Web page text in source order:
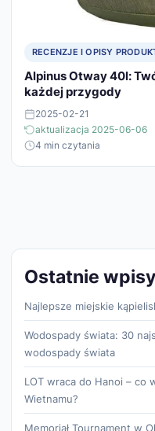
RECENZJE I OPISY
Alpinus Otway 40l:
każdej przygody
2025-02-21
aktualizacja 2025-06-06
4 min czytania
Ostatnie wpisy
Najlepsze miejskie
Wodospady świata: 30
wodospady świata
LOT wraca do Hanoi – co
Wietnamu?
Memoriał Tournament w